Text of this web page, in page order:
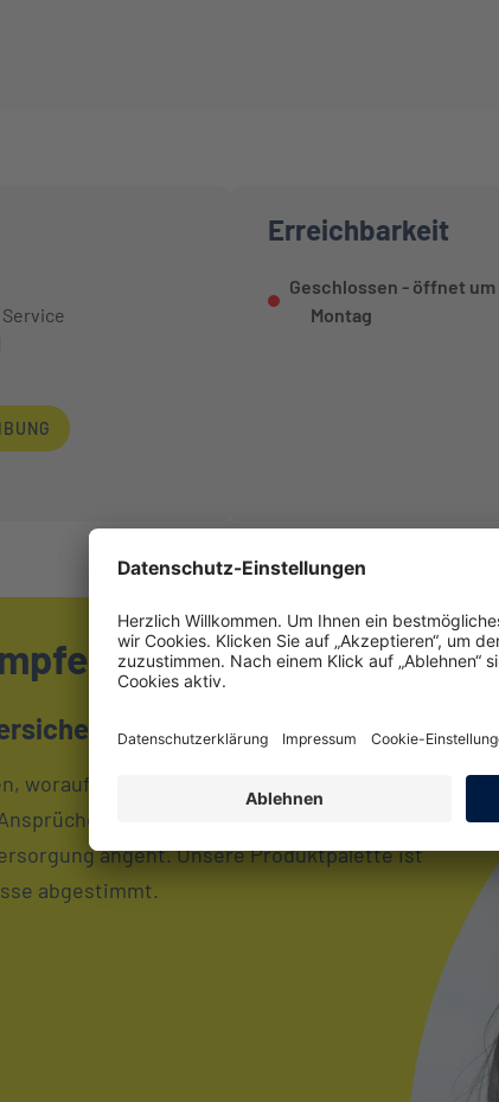
Erreichbarkeit
Geschlossen - öffnet um
Montag
für Ärzte
worauf es beim Thema Gesundheit ankommt.
an Qualität und Service, was Ihre
angeht. Unsere Produktpalette ist
abgestimmt.